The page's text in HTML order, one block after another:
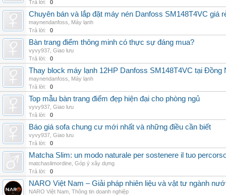
Trả lời:
0
Chuyên bán và lắp đặt máy nén Danfoss SM148T4VC giá
maynendanfoss
Máy lạnh
Trả lời:
0
Bàn trang điểm thông minh có thực sự đáng mua?
vyvy937 Giao lưu
Trả lời:
0
Thay block máy lạnh 12HP Danfoss SM148T4VC tại Đồng
maynendanfoss
Máy lạnh
Trả lời:
0
Top mẫu bàn trang điểm đẹp hiện đại cho phòng ngủ
vyvy937 Giao lưu
Trả lời:
0
Báo giá sofa chung cư mới nhất và những điều cần biết
vyvy937 Giao lưu
Trả lời:
0
Matcha Slim: un modo naturale per sostenere il tuo
matchaslimordine Góp ý xây dựng
Trả lời:
0
NARO Việt Nam – Giải pháp nhiên liệu và vật tư ngành
NARO Việt Nam Thông tin doanh nghiệp